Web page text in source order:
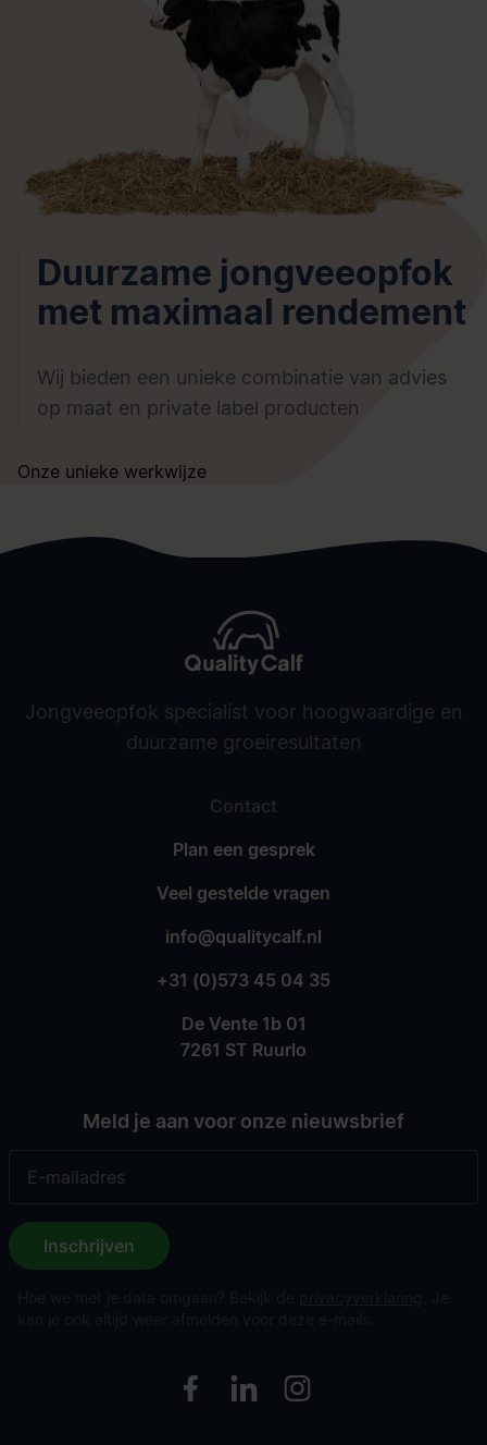
Duurzame jongveeopfok
met maximaal rendement
Wij bieden een unieke combinatie van advies
op maat en private label producten
Onze unieke werkwijze
Jongveeopfok specialist voor hoogwaardige en
duurzame groeiresultaten
Contact
Plan een gesprek
Veel gestelde vragen
info@qualitycalf.nl
+31 (0)573 45 04 35
De Vente 1b 01
7261 ST Ruurlo
Meld je aan voor onze nieuwsbrief
Inschrijven